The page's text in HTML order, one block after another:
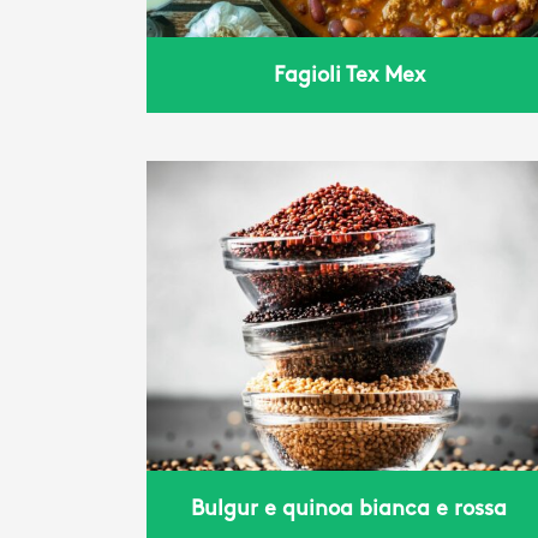
Fagioli Tex Mex
Bulgur e quinoa bianca e rossa